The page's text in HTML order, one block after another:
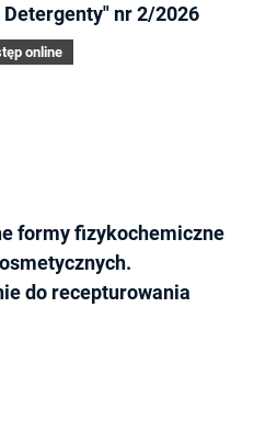
nr 2/2026
online
formy fizykochemiczne
do recepturowania